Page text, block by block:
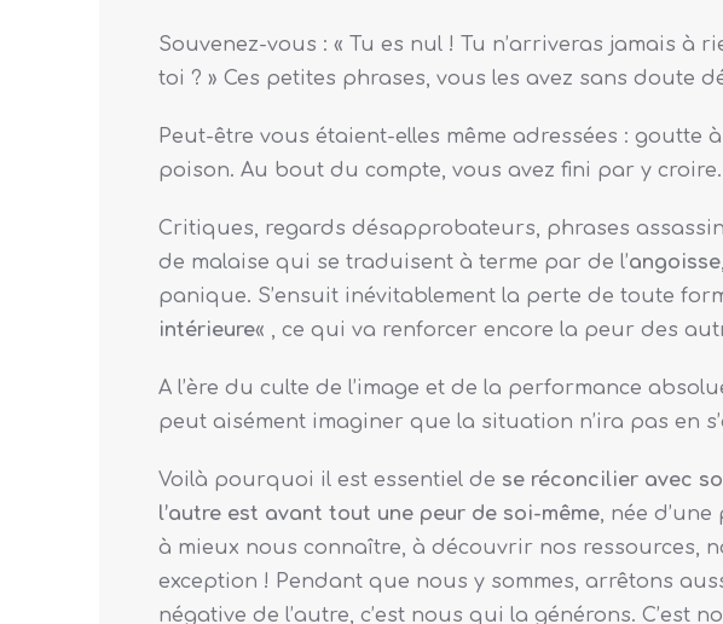
Souvenez-vous : « Tu es nul ! Tu n’arriveras jamais à
toi ? » Ces petites phrases, vous les avez sans doute
Peut-être vous étaient-elles même adressées :
poison. Au bout du compte, vous avez fini par y croire.
Critiques, regards désapprobateurs, phrases
de malaise qui se traduisent à terme par de l’angoisse
panique. S’ensuit inévitablement la perte de toute
intérieure« , ce qui va renforcer encore la peur des
A l’ère du culte de l’image et de la performance
peut aisément imaginer que la situation n’ira pas en
Voilà pourquoi il est essentiel de se réconcilier avec
l’autre est avant tout une peur de soi-même, née
à mieux nous connaître, à découvrir nos ressources,
exception ! Pendant que nous y sommes, arrêtons
négative de l’autre, c’est nous qui la générons.